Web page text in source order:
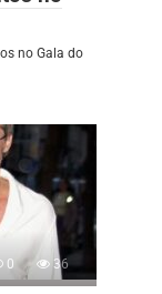
no Gala do
0 36